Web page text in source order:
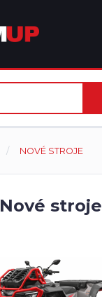
NOVÉ STROJE
Nové stroje